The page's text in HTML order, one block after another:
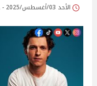
الأحد 03/أغسطس/2025 - 06:12 م